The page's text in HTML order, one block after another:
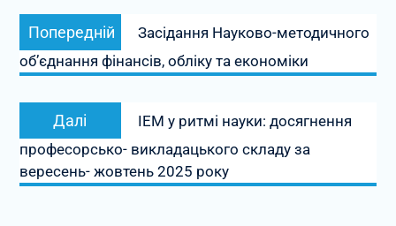
Навігація
записів
Попередній
Попередній
запис:
Засідання Науково-методичного
об’єднання фінансів, обліку та економіки
Далі
запис:
ІЕМ у ритмі науки: досягнення
професорсько- викладацького складу за
вересень- жовтень 2025 року